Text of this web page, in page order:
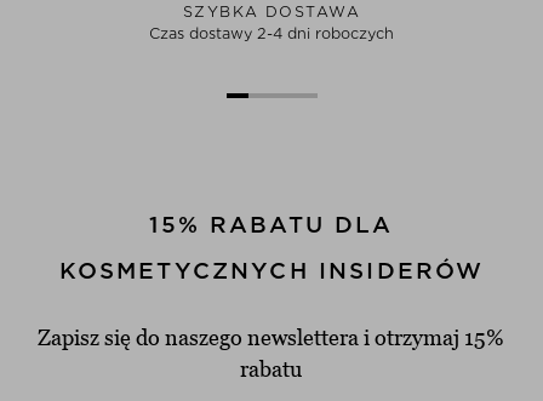
SZYBKA DOSTAWA
Czas dostawy 2-4 dni roboczych
15% RABATU DLA
KOSMETYCZNYCH INSIDERÓW
Zapisz się do naszego newslettera i otrzymaj 15%
rabatu